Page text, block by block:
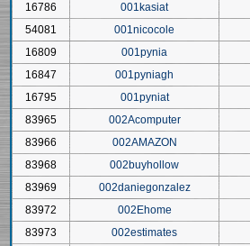
16786
001kasiat
54081
001nicocole
16809
001pynia
16847
001pyniagh
16795
001pyniat
83965
002Acomputer
83966
002AMAZON
83968
002buyhollow
83969
002daniegonzalez
83972
002Ehome
83973
002estimates